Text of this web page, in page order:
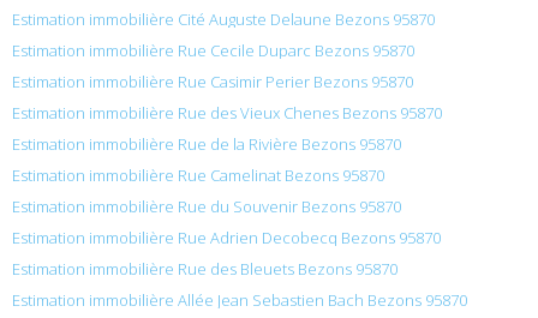
Estimation immobilière Cité Auguste Delaune Bezons 95870
Estimation immobilière Rue Cecile Duparc Bezons 95870
Estimation immobilière Rue Casimir Perier Bezons 95870
Estimation immobilière Rue des Vieux Chenes Bezons 95870
Estimation immobilière Rue de la Rivière Bezons 95870
Estimation immobilière Rue Camelinat Bezons 95870
Estimation immobilière Rue du Souvenir Bezons 95870
Estimation immobilière Rue Adrien Decobecq Bezons 95870
Estimation immobilière Rue des Bleuets Bezons 95870
Estimation immobilière Allée Jean Sebastien Bach Bezons 95870